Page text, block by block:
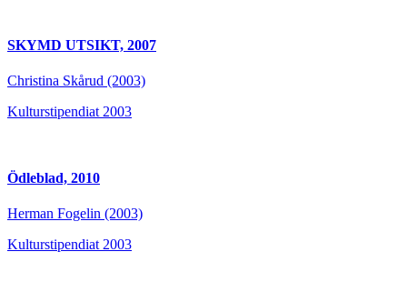
SKYMD UTSIKT, 2007
Christina Skårud (2003)
Kulturstipendiat 2003
Ödleblad, 2010
Herman Fogelin (2003)
Kulturstipendiat 2003